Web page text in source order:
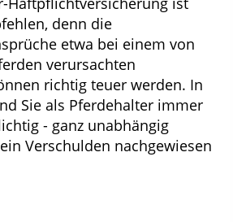
denn die
etwa bei einem von
verursachten
richtig teuer werden. In
Sie als Pferdehalter immer
- ganz unabhängig
Verschulden nachgewiesen